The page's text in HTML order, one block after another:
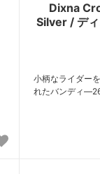
Dixna
Silver / デ
小柄なライダー
れたバンディ